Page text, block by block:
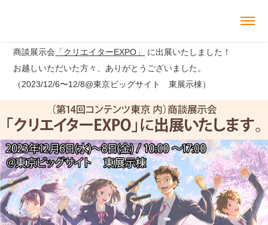
商談展示会 「クリエイターEXPO」
に出展いたしました！
お越しいただいた方々、ありがとうございました。
（2023/12/6〜12/8@東京ビッグサイト 東展示棟）